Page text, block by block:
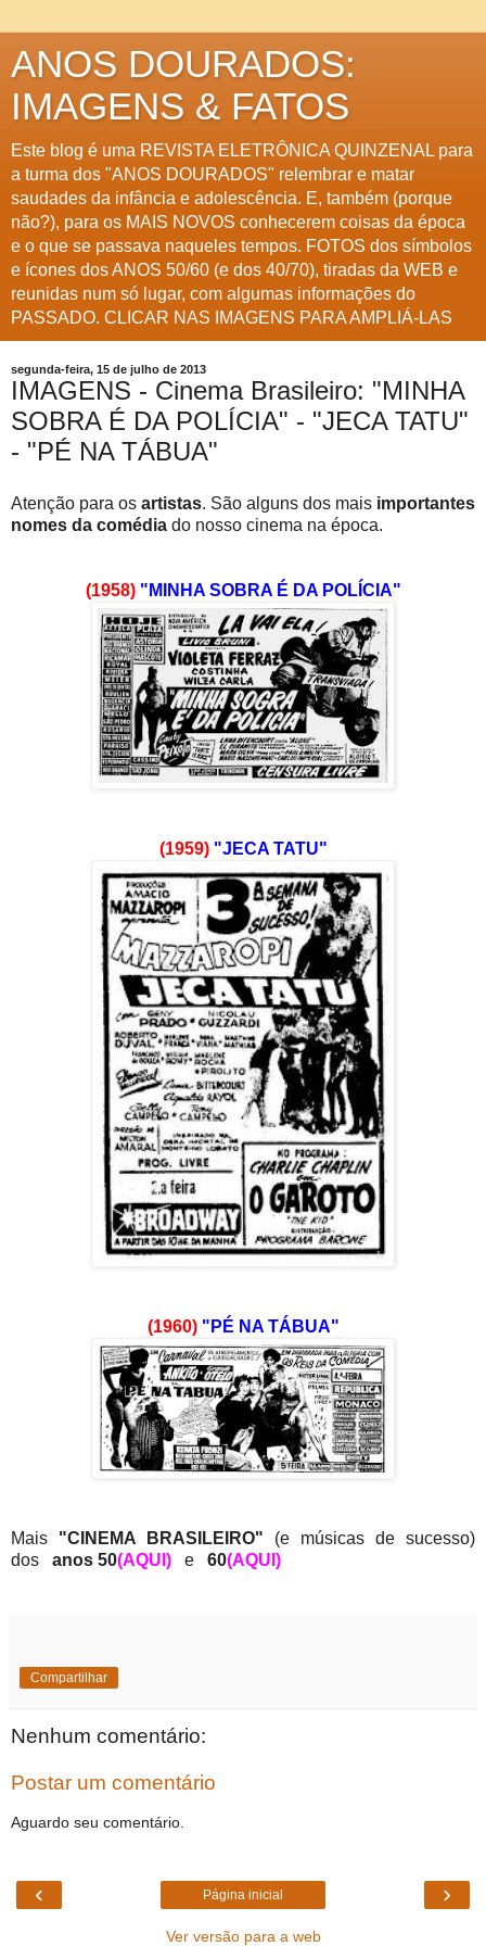
ANOS DOURADOS:
IMAGENS & FATOS
Este blog é uma REVISTA ELETRÔNICA QUINZENAL para
a turma dos "ANOS DOURADOS" relembrar e matar
saudades da infância e adolescência. E, também (porque
não?), para os MAIS NOVOS conhecerem coisas da época
e o que se passava naqueles tempos. FOTOS dos símbolos
e ícones dos ANOS 50/60 (e dos 40/70), tiradas da WEB e
reunidas num só lugar, com algumas informações do
PASSADO. CLICAR NAS IMAGENS PARA AMPLIÁ-LAS
segunda-feira, 15 de julho de 2013
IMAGENS - Cinema Brasileiro: "MINHA
SOBRA É DA POLÍCIA" - "JECA TATU"
- "PÉ NA TÁBUA"
Atenção para os artistas. São alguns dos mais importantes
nomes da comédia do nosso cinema na época.
(1958)"MINHA SOBRA É DA POLÍCIA"
(1959)"JECA TATU"
(1960)"PÉ NA TÁBUA"
Mais "CINEMA BRASILEIRO" (e músicas de sucesso)
dos anos 50(AQUI) e 60(AQUI)
Compartilhar
Nenhum comentário:
Postar um comentário
Aguardo seu comentário.
‹ ›
Página inicial
Ver versão para a web